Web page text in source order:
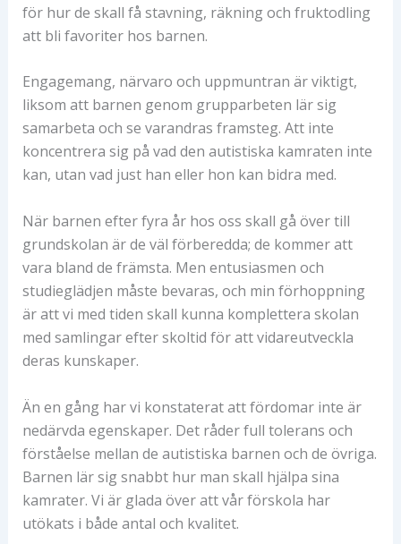
för hur de skall få stavning, räkning och fruktodling
att bli favoriter hos barnen.
Engagemang, närvaro och uppmuntran är viktigt,
liksom att barnen genom grupparbeten lär sig
samarbeta och se varandras framsteg. Att inte
koncentrera sig på vad den autistiska kamraten inte
kan, utan vad just han eller hon kan bidra med.
När barnen efter fyra år hos oss skall gå över till
grundskolan är de väl förberedda; de kommer att
vara bland de främsta. Men entusiasmen och
studieglädjen måste bevaras, och min förhoppning
är att vi med tiden skall kunna komplettera skolan
med samlingar efter skoltid för att vidareutveckla
deras kunskaper.
Än en gång har vi konstaterat att fördomar inte är
nedärvda egenskaper. Det råder full tolerans och
förståelse mellan de autistiska barnen och de övriga.
Barnen lär sig snabbt hur man skall hjälpa sina
kamrater. Vi är glada över att vår förskola har
utökats i både antal och kvalitet.